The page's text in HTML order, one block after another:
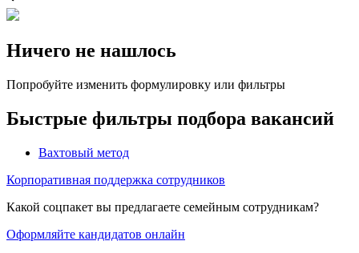
Ничего не нашлось
Попробуйте изменить формулировку или фильтры
Быстрые фильтры подбора вакансий
Вахтовый метод
Корпоративная поддержка сотрудников
Какой соцпакет вы предлагаете семейным сотрудникам?
Оформляйте кандидатов онлайн